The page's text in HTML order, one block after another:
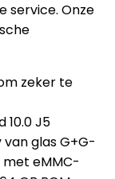
service. Onze
zeker te
10.0 J5
glas G+G-
met eMMC-